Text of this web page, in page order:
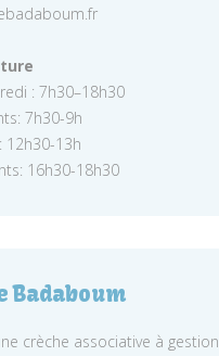
: 7h30–18h30
7h30-9h
12h30-13h
16h30-18h30
Badaboum
crèche associative à gestion